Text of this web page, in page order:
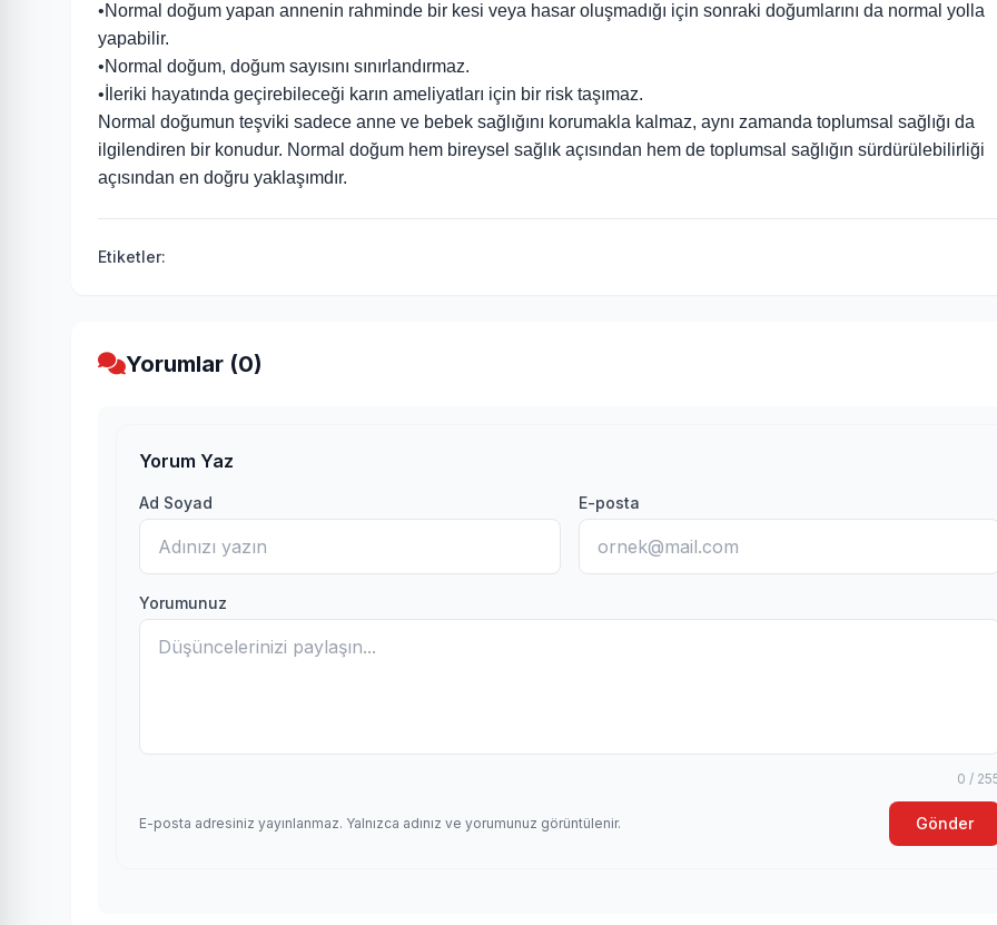
•Normal doğum yapan annenin rahminde bir kesi veya hasar oluşmadığı için sonraki doğumlarını da normal yolla
yapabilir.
•Normal doğum, doğum sayısını sınırlandırmaz.
•İleriki hayatında geçirebileceği karın ameliyatları için bir risk taşımaz.
Normal doğumun teşviki sadece anne ve bebek sağlığını korumakla kalmaz, aynı zamanda toplumsal sağlığı da
ilgilendiren bir konudur. Normal doğum hem bireysel sağlık açısından hem de toplumsal sağlığın sürdürülebilirliği
açısından en doğru yaklaşımdır.
Etiketler:
Yorumlar (0)
Yorum Yaz
Ad Soyad E-posta
Yorumunuz
0 /
E-posta adresiniz yayınlanmaz. Yalnızca adınız ve yorumunuz görüntülenir. Gönder